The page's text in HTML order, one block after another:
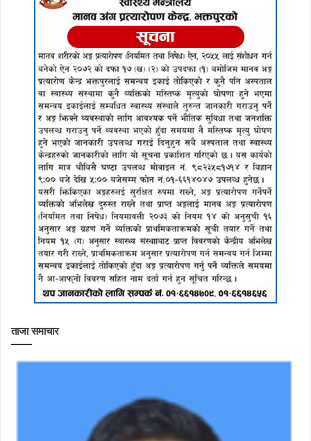
ताजा समाचार